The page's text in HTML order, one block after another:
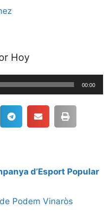
Hoy
00:00
d’Esport Popular
Podem Vinaròs